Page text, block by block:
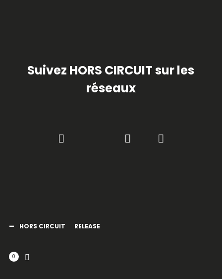
Suivez HORS CIRCUIT sur les
réseaux
HORS CIRCUIT RELEASE
0